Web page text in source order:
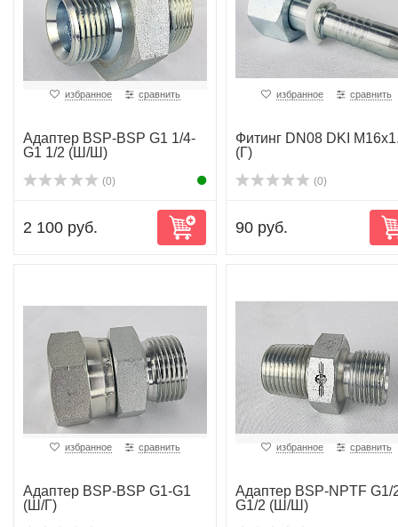
избранное сравнить
Адаптер BSP-BSP G1 1/4-
G1 1/2 (Ш/Ш)
(0)
2 100 руб.
избранное сравнить
Фитинг DN08 DKI
(Г)
(0)
90 руб.
избранное сравнить
Адаптер BSP-BSP G1-G1
(Ш/Г)
избранное сравнить
Адаптер BSP-NPTF G1/
G1/2 (Ш/Ш)